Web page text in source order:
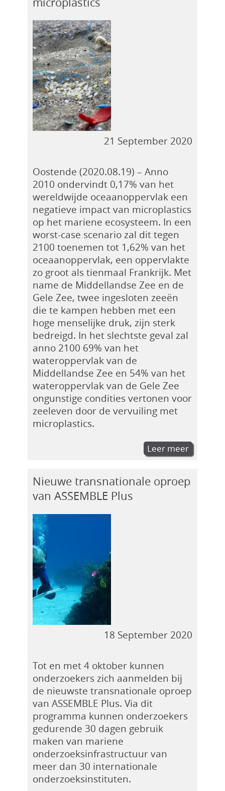
21 September 2020
Oostende (2020.08.19) – Anno
2010 ondervindt 0,17% van het
wereldwijde oceaanoppervlak een
negatieve impact van microplastics
op het mariene ecosysteem. In een
worst-case scenario zal dit tegen
2100 toenemen tot 1,62% van het
oceaanoppervlak, een oppervlakte
zo groot als tienmaal Frankrijk. Met
name de Middellandse Zee en de
Gele Zee, twee ingesloten zeeën
die te kampen hebben met een
hoge menselijke druk, zijn sterk
bedreigd. In het slechtste geval zal
anno 2100 69% van het
wateroppervlak van de
Middellandse Zee en 54% van het
wateroppervlak van de Gele Zee
ongunstige condities vertonen voor
zeeleven door de vervuiling met
microplastics.
Leer meer
Nieuwe transnationale oproep
van ASSEMBLE Plus
18 September 2020
Tot en met 4 oktober kunnen
onderzoekers zich aanmelden bij
de nieuwste transnationale oproep
van ASSEMBLE Plus. Via dit
programma kunnen onderzoekers
gedurende 30 dagen gebruik
maken van mariene
onderzoeksinfrastructuur van
meer dan 30 internationale
onderzoeksinstituten.